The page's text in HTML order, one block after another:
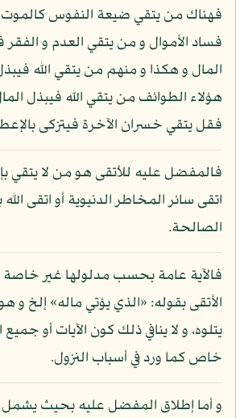
فهناك من يتقي ضيعة النفوس كالموت
فساد الأموال و من يتقي العدم و
المال و هكذا و منهم من يتقي الله
هؤلاء الطوائف من يتقي الله فيبذل
فقل يتقي خسران الآخرة فيتزكى
فالمفضل عليه للأتقى هو من لا يتقي
اتقى سائر المخاطر الدنيوية أو اتقى
الصالحة.
فالآية عامة بحسب مدلولها غير
الأتقى بقوله: «الذي يؤتي ماله» إلخ
يتلوه، و لا ينافي ذلك كون الآيات أو
خاص كما ورد في أسباب النزول.
و أما إطلاق المفضل عليه بحيث